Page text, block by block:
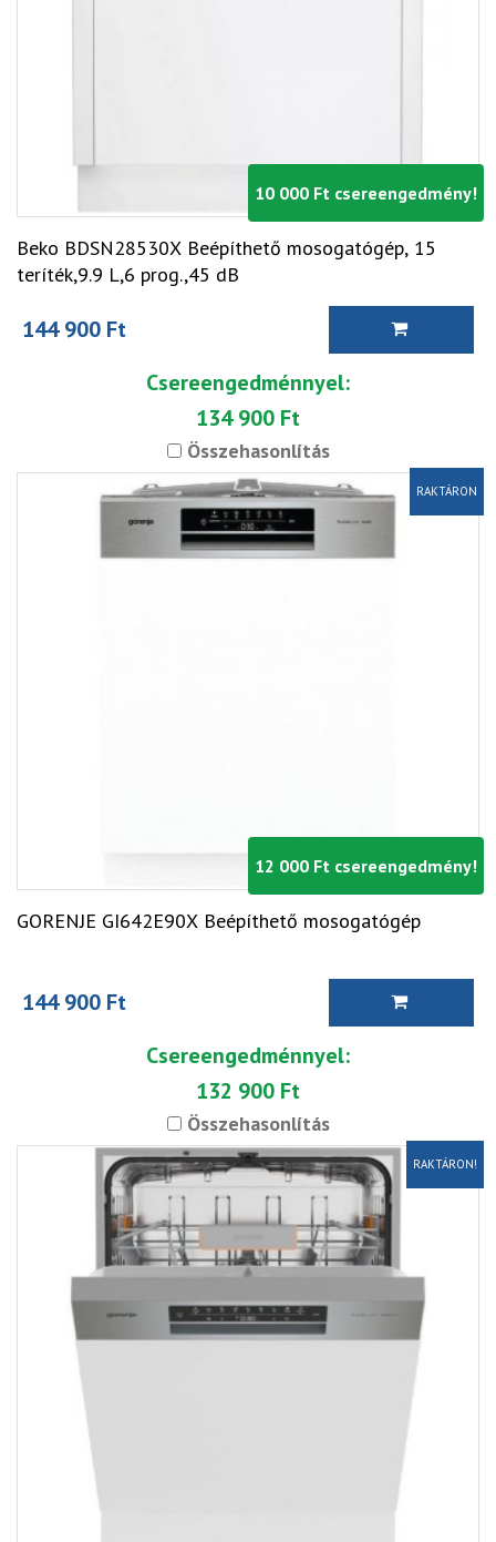
10 000 Ft csereengedmény!
Beko BDSN28530X Beépíthető mosogatógép, 15
teríték,9.9 L,6 prog.,45 dB
144 900 Ft
Csereengedménnyel:
134 900 Ft
Összehasonlítás
12 000 Ft csereengedmény!
RAKTÁRON
GORENJE GI642E90X Beépíthető mosogatógép
144 900 Ft
Csereengedménnyel:
132 900 Ft
Összehasonlítás
RAKTÁRON!